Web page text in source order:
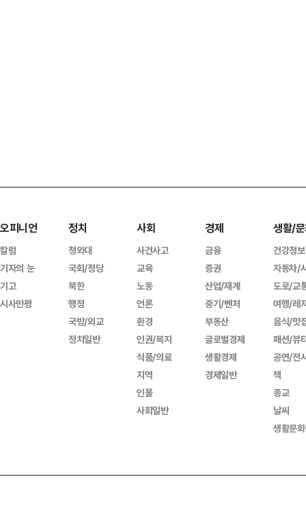
오피니언
칼럼
기자의 눈
기고
시사만평
정치
청와대
국회/정당
북한
행정
국방/외교
정치일반
사회
사건사고
교육
노동
언론
환경
인권/복지
식품/의료
지역
인물
사회일반
경제
금융
증권
산업/재계
중기/벤처
부동산
글로벌경제
생활경제
경제일반
생활/
건강정보
자동차/
도로/교
여행/레
음식/맛
패션/뷰
공연/전
책
종교
날씨
생활문